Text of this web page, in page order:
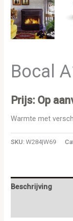
Bocal
Prijs: Op
Warmte met
SKU:W284|W69
Beschrijving